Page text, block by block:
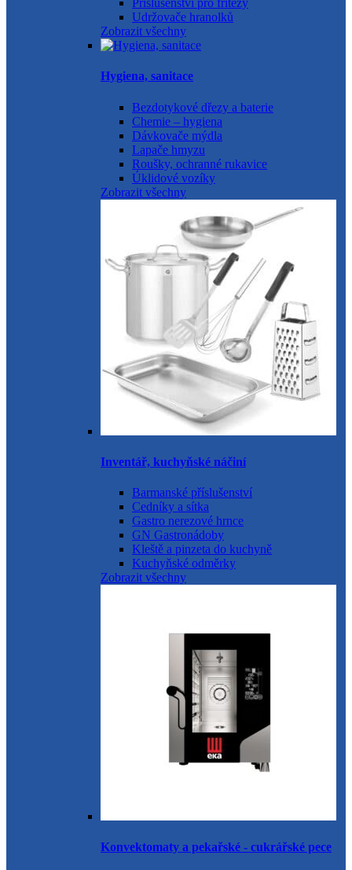
Příslušenství pro fritézy
Udržovače hranolků
Zobrazit všechny
Hygiena, sanitace
Bezdotykové dřezy a baterie
Chemie – hygiena
Dávkovače mýdla
Lapače hmyzu
Roušky, ochranné rukavice
Úklidové vozíky
Zobrazit všechny
Inventář, kuchyňské náčiní
Barmanské příslušenství
Cedníky a sítka
Gastro nerezové hrnce
GN Gastronádoby
Kleště a pinzeta do kuchyně
Kuchyňské odměrky
Zobrazit všechny
Konvektomaty a pekařské - cukrářské pece